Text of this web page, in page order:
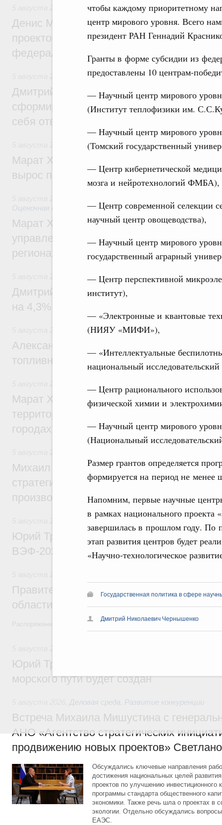
чтобы каждому приоритетному
центр мирового уровня. Всего
президент РАН Геннадий
Гранты в форме субсидии из
предоставлены 10 центрам-
— Научный центр мирового
(Институт теплофизики им.
— Научный центр мирового
(Томский государственный
— Центр кибернетической
мозга и нейротехнологий ФМБА),
— Центр современной селекции
научный центр овощеводства),
— Научный центр мирового
государственный аграрный
— Центр перспективной
институт),
— «Электронные и квантовые
(НИЯУ «МИФИ»),
— «Интеллектуальные
национальный
— Центр рационального
физической химии и
— Научный центр мирового
(Национальный
Размер грантов определяется
формируется на период не менее
Напомним, первые научные
в рамках национального проекта
завершилась в прошлом году. По
этап развития центров будет
«Научно-технологическое
Государственная политика в сфере
Дмитрий Николаевич Чернышенко
Инструменты развития территорий.
Денис Мантуров провёл совещание по
проектов института кураторства в
федеральном округе
Молодёжная политика
Дмитрий Чернышенко: Всемирный
сформировал целое сообщество людей,
себя ответственность за будущее
Национальный проект «Инфраструктура
Марат Хуснуллин: Ввод нежилых зданий
вырос почти на треть
Оценочная деятельность
Марат Хуснуллин: По решению
управление «ДОМ.РФ» перейдёт более
регионах
Внутренний и въездной туризм
Дмитрий Чернышенко: Внутренний
на 4,3%, въездной – на 20,1%
Оборот бензина и дизельного топлива
Александр Новак провёл совещание по
топливном рынке
Марат Хуснуллин: Первые проекты
территорий в Донбассе и Новороссии
городах ДНР
Михаил Мишустин дал поручения по
стратегической сессии, посвящённой
производительности труда
Общие вопросы развития ДФО
Юрий Трутнев: Опубликована
ВЭФ-2026
Правительство увеличило объём
области в рамках федерального
Распоряжение от 3 августа 2026 года №2067-р
Юрий Трутнев: Дноуглубительный флот
морского пути будет создан
Деловая среда. Развитие конкуренции
Встреча Михаила Мишустина с
АНО «Агентство стратегических
продвижению новых проектов»
Обсуждались ключевые направления
достижения национальных целей
проектов по улучшению инвестиционного
программы стандарта общественного
экономики. Также речь шла о проектах в
экологии. Отдельно обсуждались
ЕАЭС.